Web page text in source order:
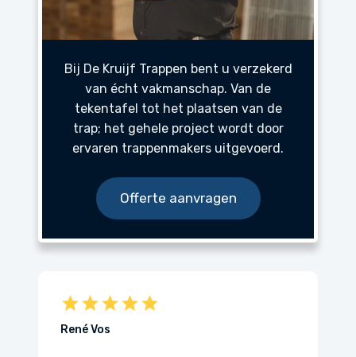
Bij De Kruijf Trappen bent u verzekerd
van écht vakmanschap. Van de
tekentafel tot het plaatsen van de
trap; het gehele project wordt door
ervaren trappenmakers uitgevoerd.
Offerte aanvragen
Wij zijn onwijs blij met onze twee